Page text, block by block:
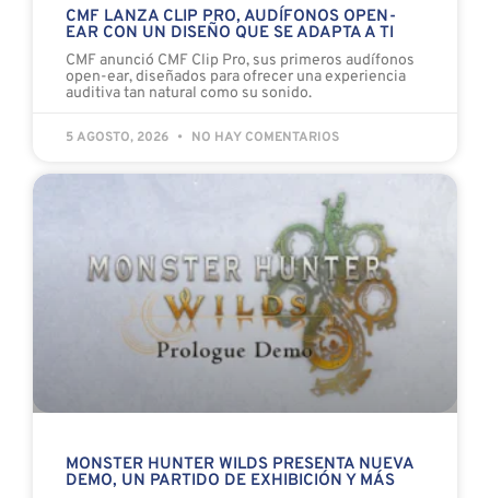
CMF LANZA CLIP PRO, AUDÍFONOS OPEN-
EAR CON UN DISEÑO QUE SE ADAPTA A TI
CMF anunció CMF Clip Pro, sus primeros audífonos
open-ear, diseñados para ofrecer una experiencia
auditiva tan natural como su sonido.
5 AGOSTO, 2026 NO HAY COMENTARIOS
MONSTER HUNTER WILDS PRESENTA NUEVA
DEMO, UN PARTIDO DE EXHIBICIÓN Y MÁS